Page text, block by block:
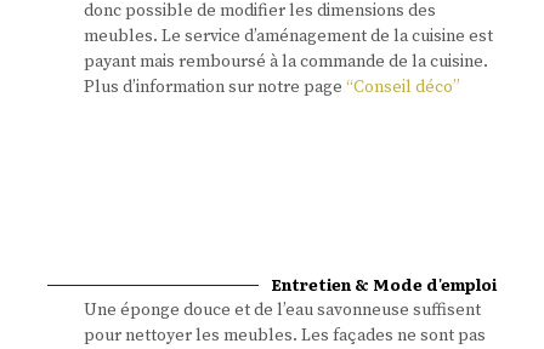
donc possible de modifier les dimensions des
meubles. Le service d’aménagement de la cuisine est
payant mais remboursé à la commande de la cuisine.
Plus d’information sur notre page “Conseil déco”
Entretien & Mode d'emploi
Une éponge douce et de l’eau savonneuse suffisent
pour nettoyer les meubles. Les façades ne sont pas